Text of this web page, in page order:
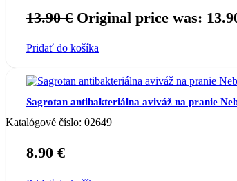
13.90€ Original price was:
Pridať do košíka
Sagrotan antibakteriálna aviváž na pranie
Katalógové číslo: 02649
8.90 €